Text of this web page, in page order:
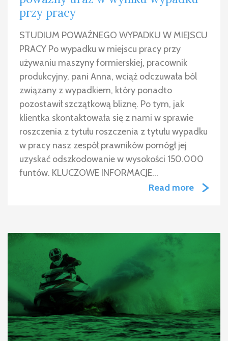
przy pracy
STUDIUM POWAŻNEGO WYPADKU W MIEJSCU
PRACY Po wypadku w miejscu pracy przy
używaniu maszyny formierskiej, pracownik
produkcyjny, pani Anna, wciąż odczuwała ból
związany z wypadkiem, który ponadto
pozostawił szczątkową bliznę. Po tym, jak
klientka skontaktowała się z nami w sprawie
roszczenia z tytułu roszczenia z tytułu wypadku
w pracy nasz zespół prawników pomógł jej
uzyskać odszkodowanie w wysokości 150.000
funtów. KLUCZOWE INFORMACJE…
Read more